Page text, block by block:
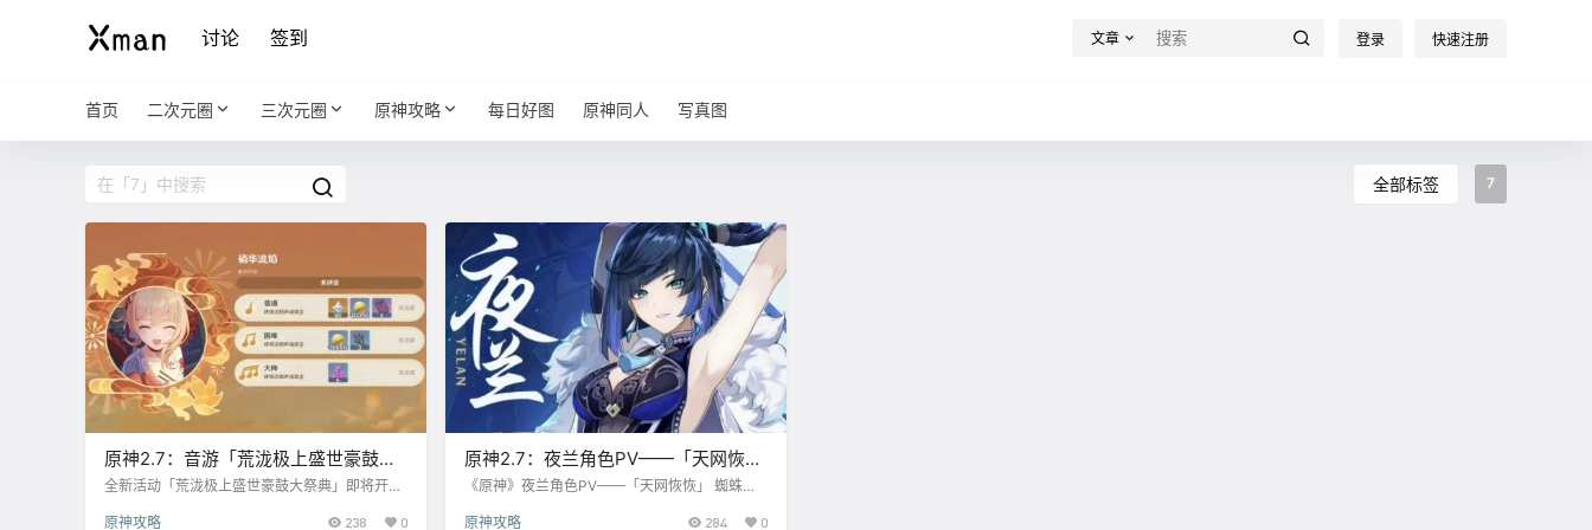
讨论 签到 文章 登录 快速注册
首页 二次元圈 三次元圈 原神攻略 每日好图 原神同人 写真图
全部标签 7
原神2.7：音游「荒泷极上盛世豪鼓大
祭典」玩法说明
全新活动「荒泷极上盛世豪鼓大祭典」即将开
是荒泷一斗在邀请他的好友们共参盛会，快打开
原神攻略 238 0
原神2.7：夜兰角色PV——「天网恢
恢」
《原神》夜兰角色PV——「天网恢恢」 蜘蛛不
网的猎物见到从暗处走出的捕食者时，其命数已
原神攻略 284 0